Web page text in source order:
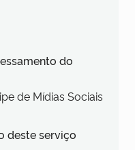
do
de Mídias Sociais
deste serviço